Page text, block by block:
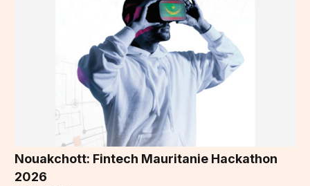
Nouakchott: Fintech Mauritanie Hackathon
2026